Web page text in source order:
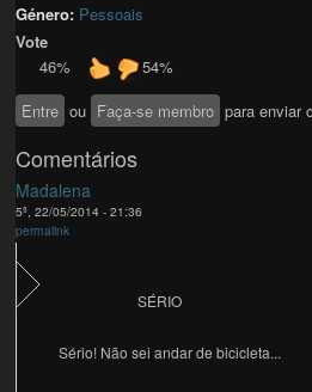
Género: Pessoais
Vote
46%
54%
Entre ou Faça-se membro para enviar
Comentários
Madalena
5ª, 22/05/2014 - 21:36
permalink
SÉRIO
Sério! Não sei andar de bicicleta...